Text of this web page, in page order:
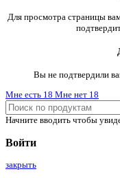
Для просмотра страницы
Вы не подтвердили
Мне есть 18 Мне нет 18
Начните вводить чтобы
Войти
закрыть